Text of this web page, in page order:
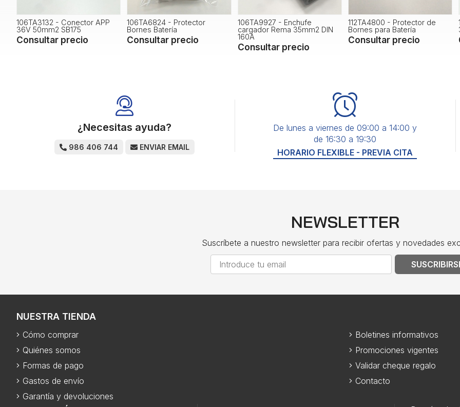
106TA3132 - Conector APP
36V 50mm2 SB175
Consultar precio
106TA6824 - Protector
Bornes Batería
Consultar precio
106TA9927 - Enchufe
cargador Rema 35mm2 DIN
160A
Consultar precio
112TA4800 - Protector de
Bornes para Batería
Consultar precio
¿Necesitas ayuda?
986 406 744 ENVIAR EMAIL
De lunes a viernes de 09:00 a 14:00 y
de 16:30 a 19:30
HORARIO FLEXIBLE - PREVIA CITA
NEWSLETTER
Suscríbete a nuestro newsletter para recibir ofertas y novedades
NUESTRA TIENDA
Cómo comprar
Quiénes somos
Formas de pago
Gastos de envío
Garantía y devoluciones
Boletines informativos
Promociones vigentes
Validar cheque regalo
Contacto